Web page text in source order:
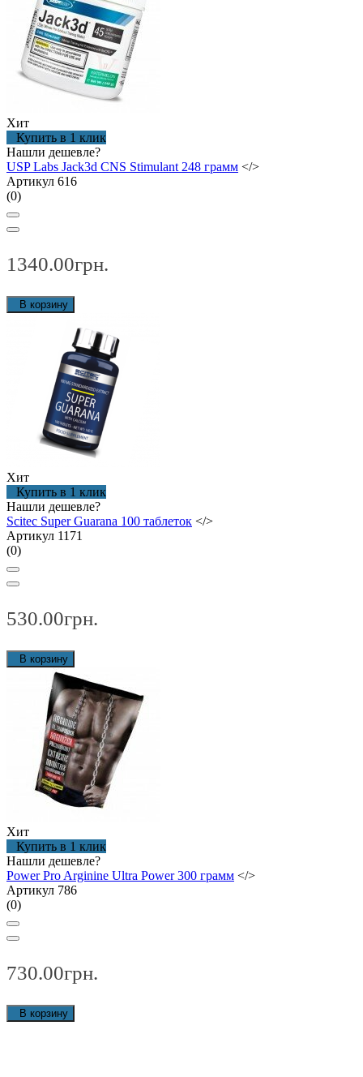
Хит
Купить в 1 клик
Нашли дешевле?
USP Labs Jack3d CNS Stimulant 248 грамм </>
Артикул 616
(0)
1340.00грн.
В корзину
Хит
Купить в 1 клик
Нашли дешевле?
Scitec Super Guarana 100 таблеток </>
Артикул 1171
(0)
530.00грн.
В корзину
Хит
Купить в 1 клик
Нашли дешевле?
Power Pro Arginine Ultra Power 300 грамм </>
Артикул 786
(0)
730.00грн.
В корзину